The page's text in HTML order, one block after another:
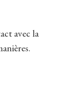
avec la